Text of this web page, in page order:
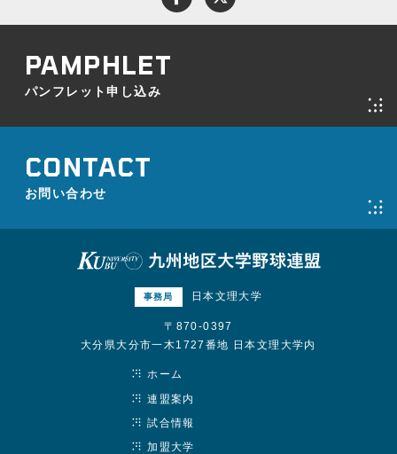
パンフレット申し込み
お問い合わせ
事務局 日本文理大学
〒870-0397
大分県大分市一木1727番地 日本文理大学内
ホーム
連盟案内
試合情報
加盟大学